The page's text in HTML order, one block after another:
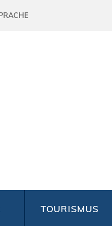
TOURISMUS